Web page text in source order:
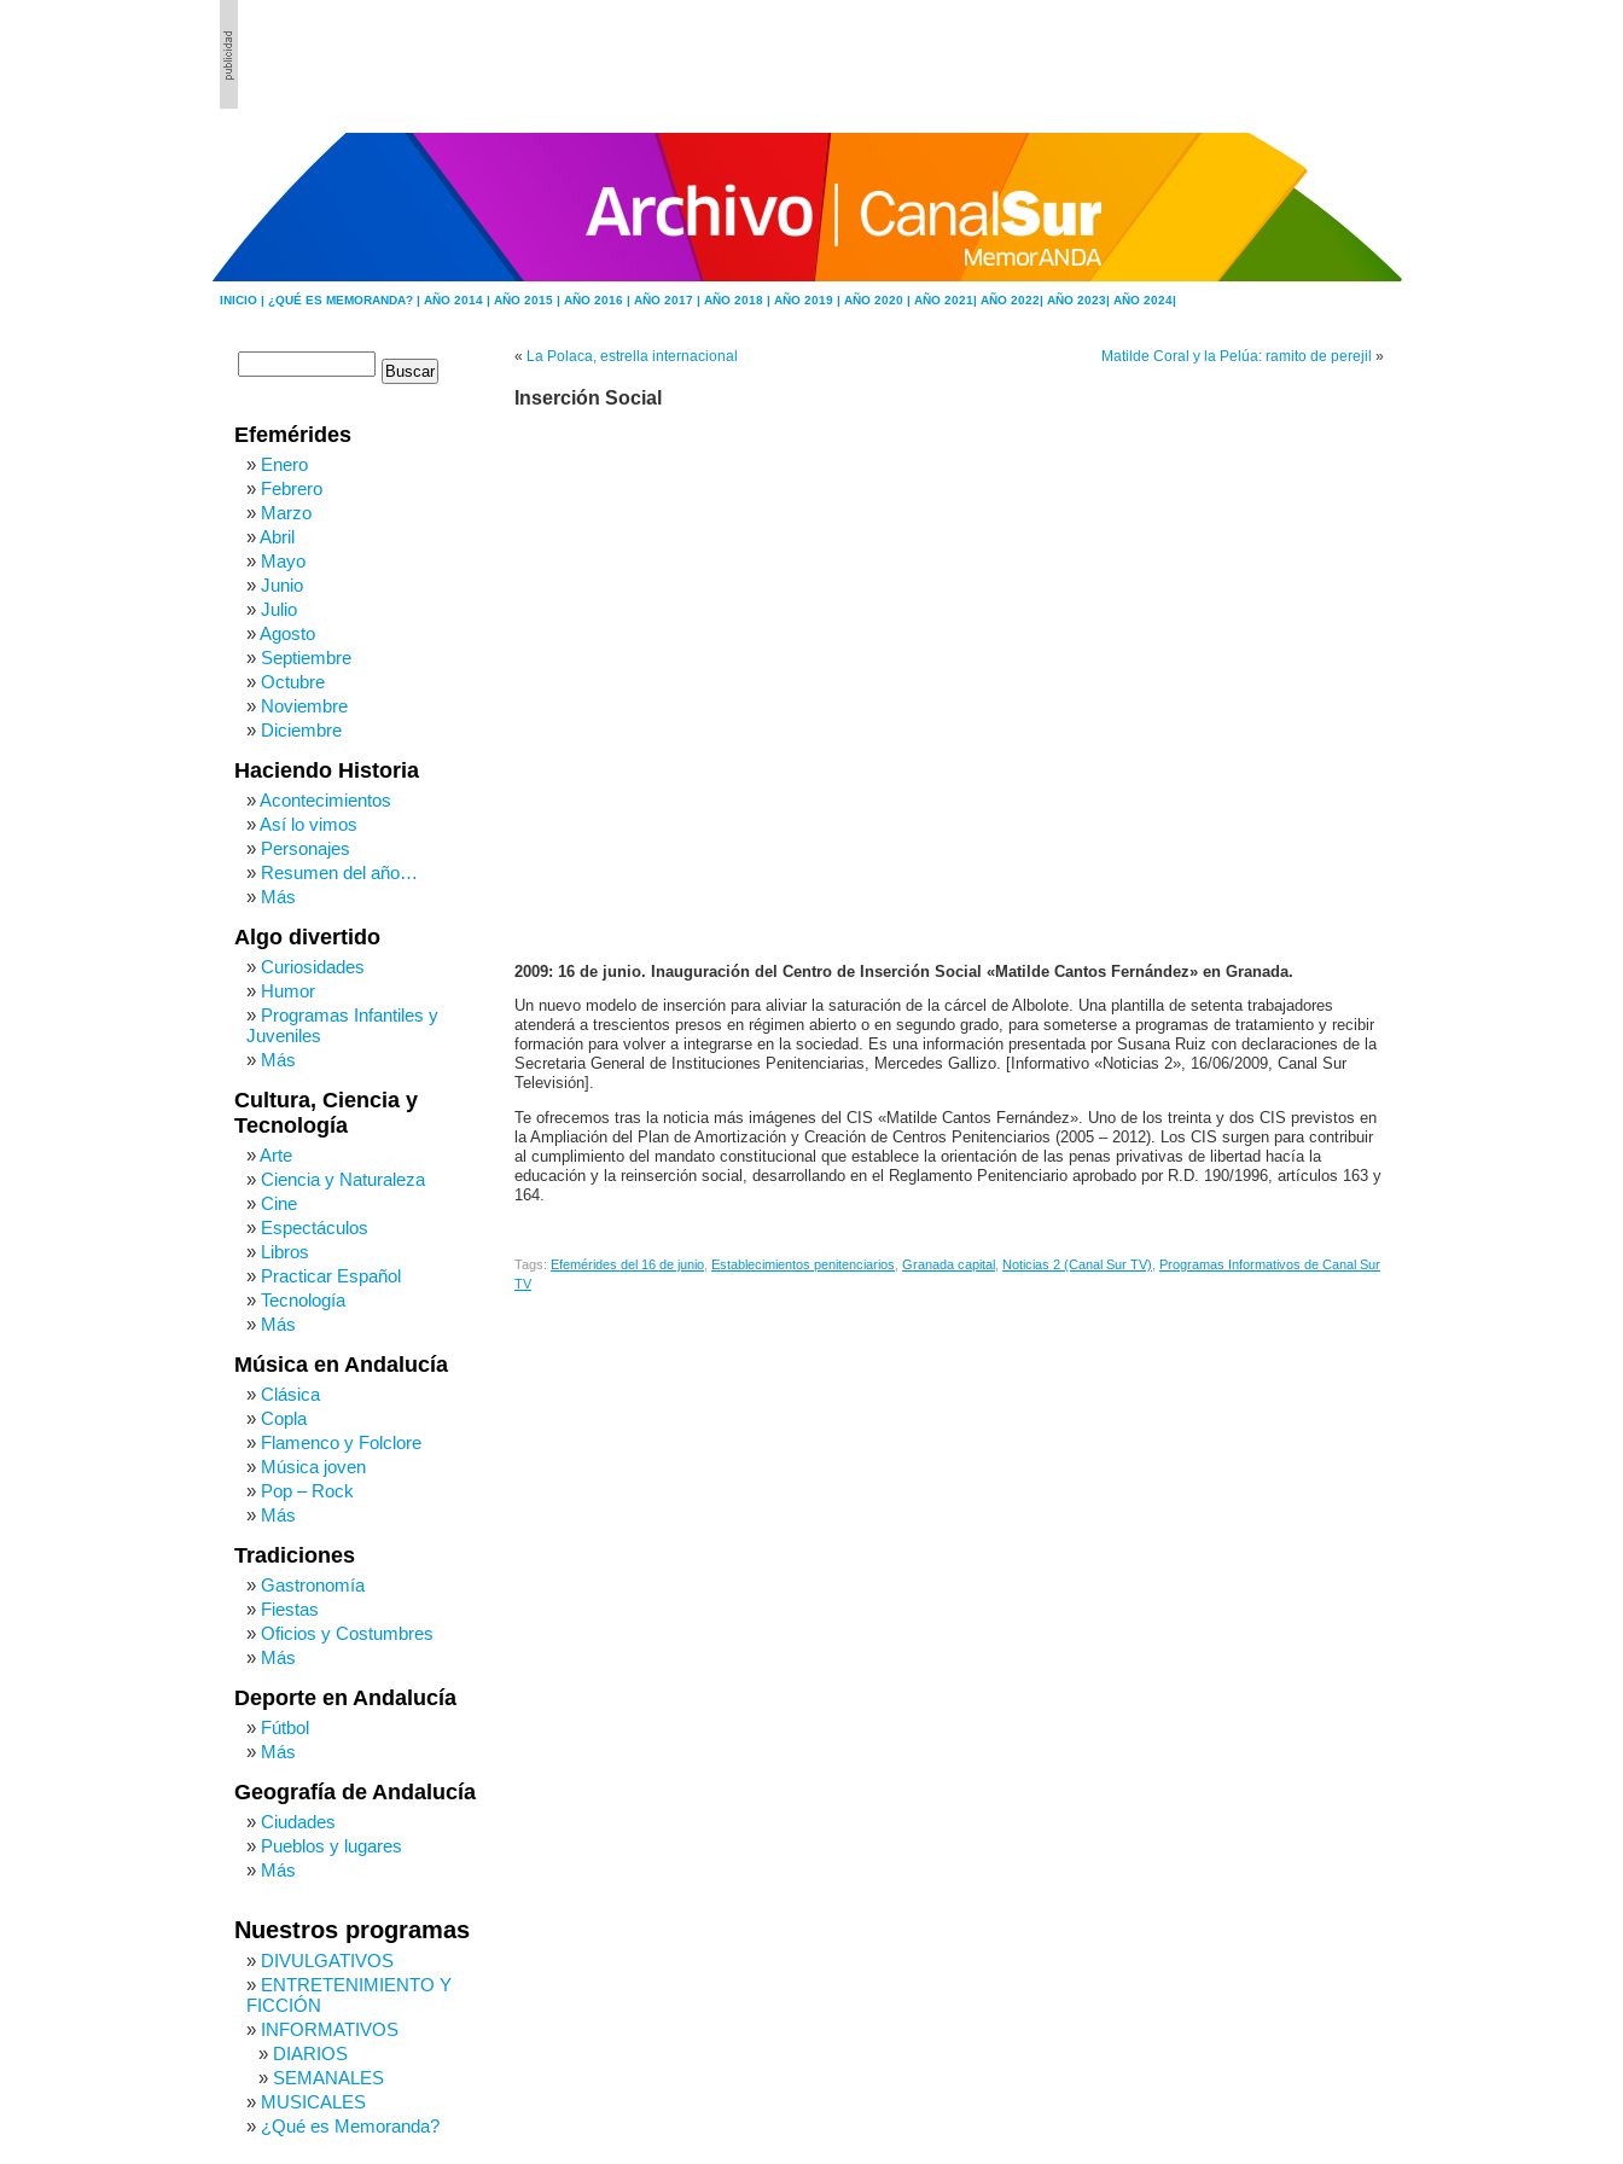
INICIO | ¿QUÉ ES MEMORANDA? | AÑO 2014 | AÑO 2015 | AÑO 2016 | AÑO 2017 | AÑO 2018 | AÑO 2019 | AÑO 2020 | AÑO 2021| AÑO 2022| AÑO 2023| AÑO 2024|
« La Polaca, estrella internacional Matilde Coral y la Pelúa: ramito de perejil »
Inserción Social
2009: 16 de junio. Inauguración del Centro de Inserción Social «Matilde Cantos Fernández» en Granada.
Un nuevo modelo de inserción para aliviar la saturación de la cárcel de Albolote. Una plantilla de setenta trabajadores
atenderá a trescientos presos en régimen abierto o en segundo grado, para someterse a programas de tratamiento y recibir
formación para volver a integrarse en la sociedad. Es una información presentada por Susana Ruiz con declaraciones de la
Secretaria General de Instituciones Penitenciarias, Mercedes Gallizo. [Informativo «Noticias 2», 16/06/2009, Canal Sur
Televisión].
Te ofrecemos tras la noticia más imágenes del CIS «Matilde Cantos Fernández». Uno de los treinta y dos CIS previstos en
la Ampliación del Plan de Amortización y Creación de Centros Penitenciarios (2005 – 2012). Los CIS surgen para contribuir
al cumplimiento del mandato constitucional que establece la orientación de las penas privativas de libertad hacía la
educación y la reinserción social, desarrollando en el Reglamento Penitenciario aprobado por R.D. 190/1996, artículos 163 y
164.
Tags: Efemérides del 16 de junio Establecimientos penitenciarios Granada capital Noticias 2 (Canal Sur TV) Programas Informativos de Canal Sur
TV
Efemérides
Enero
Febrero
Marzo
Abril
Mayo
Junio
Julio
Agosto
Septiembre
Octubre
Noviembre
Diciembre
Haciendo Historia
Acontecimientos
Así lo vimos
Personajes
Resumen del año…
Más
Algo divertido
Curiosidades
Humor
Programas Infantiles y
Juveniles
Más
Cultura, Ciencia y
Tecnología
Arte
Ciencia y Naturaleza
Cine
Espectáculos
Libros
Practicar Español
Tecnología
Más
Música en Andalucía
Clásica
Copla
Flamenco y Folclore
Música joven
Pop – Rock
Más
Tradiciones
Gastronomía
Fiestas
Oficios y Costumbres
Más
Deporte en Andalucía
Fútbol
Más
Geografía de Andalucía
Ciudades
Pueblos y lugares
Más
Nuestros programas
DIVULGATIVOS
ENTRETENIMIENTO Y
FICCIÓN
INFORMATIVOS
DIARIOS
SEMANALES
MUSICALES
¿Qué es Memoranda?